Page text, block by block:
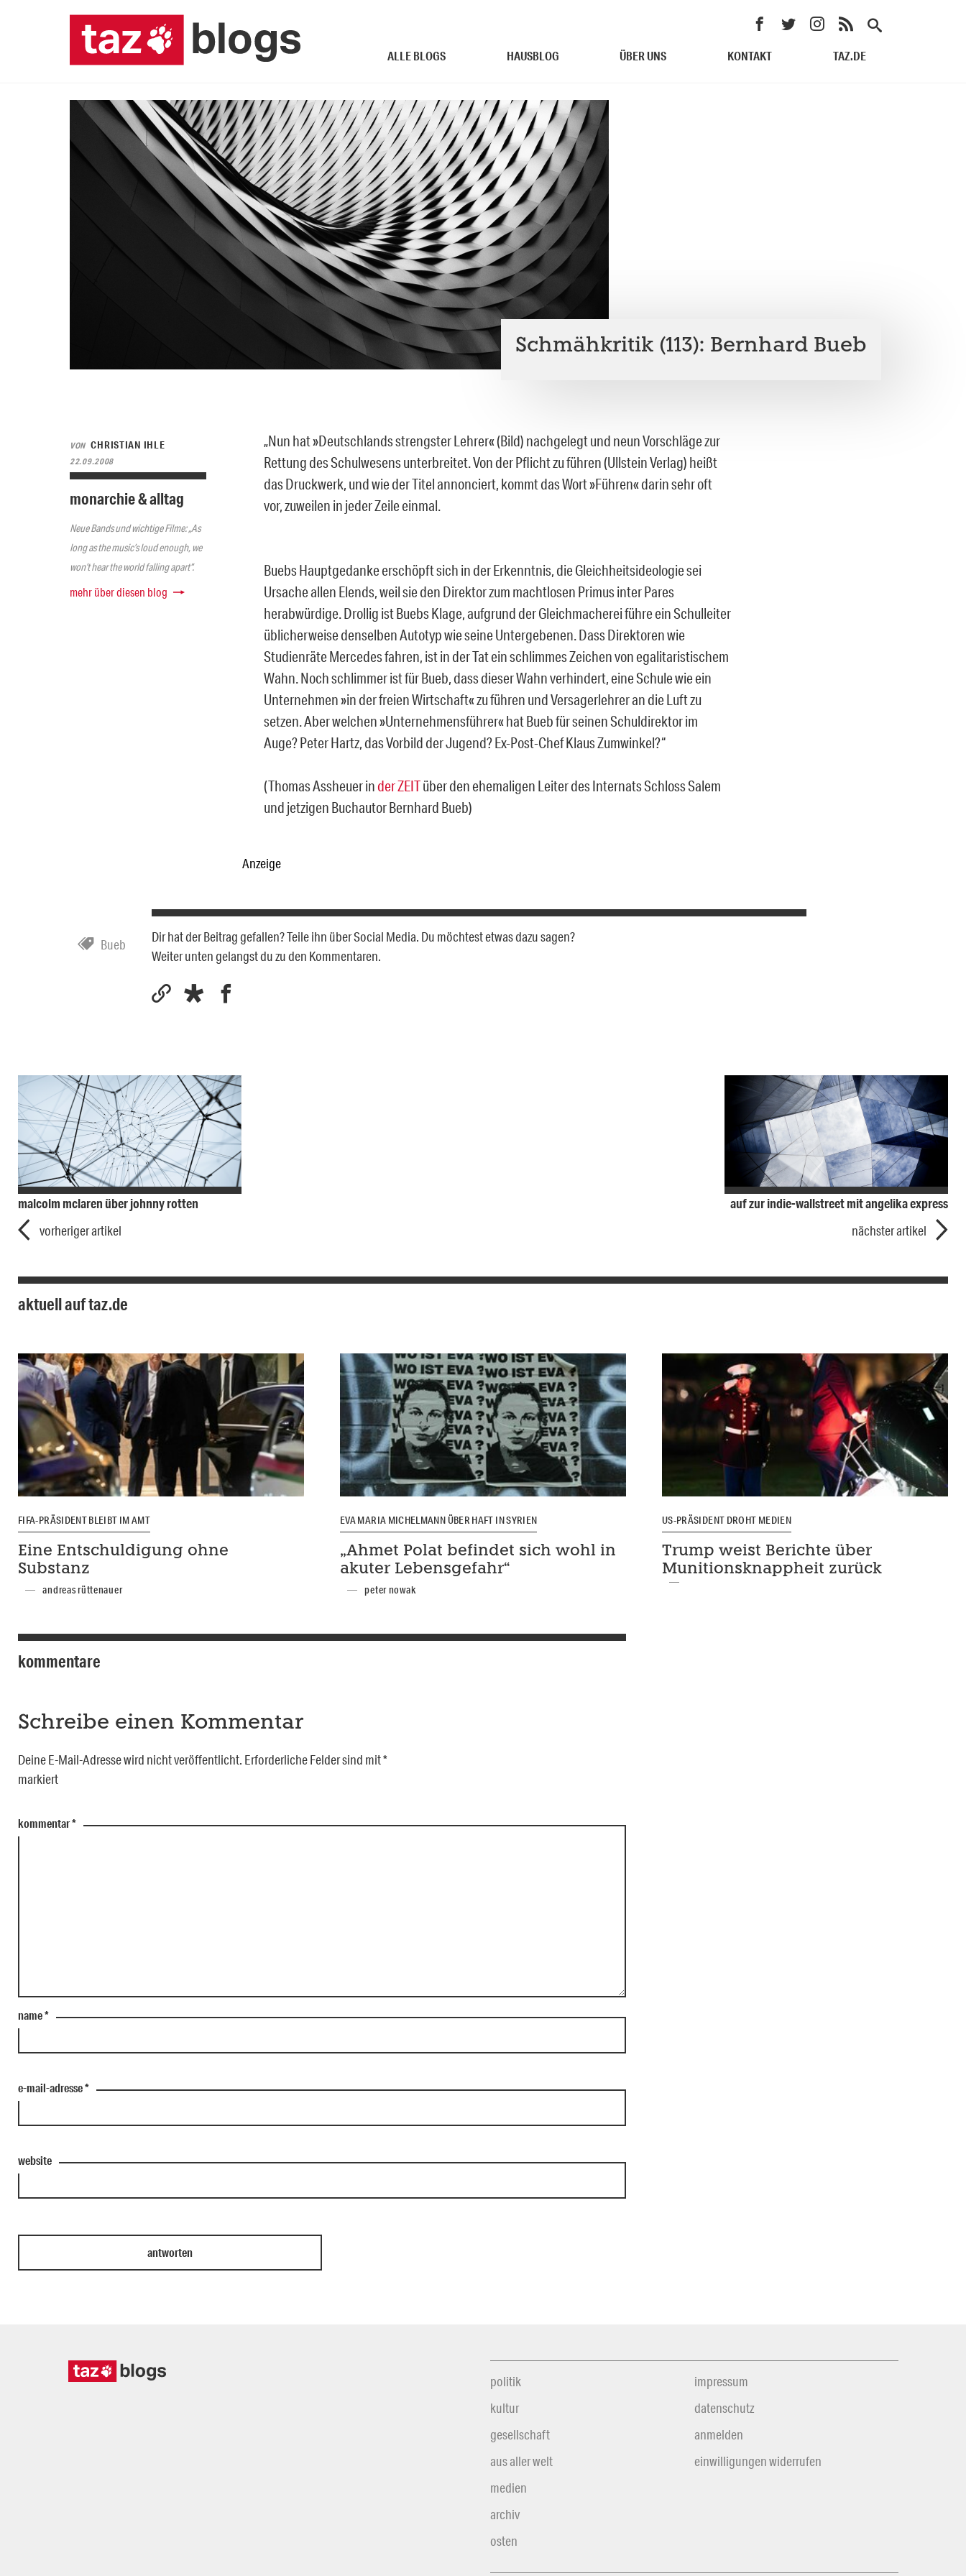
ALLE BLOGS HAUSBLOG ÜBER UNS KONTAKT TAZ.DE
Schmähkritik (113): Bernhard Bueb
VON CHRISTIAN IHLE
22.09.2008
monarchie & alltag
Neue Bands und wichtige Filme: „As
long as the music’s loud enough, we
won’t hear the world falling apart“.
mehr über diesen blog
„Nun hat »Deutschlands strengster Lehrer« (Bild) nachgelegt und neun Vorschläge zur
Rettung des Schulwesens unterbreitet. Von der Pflicht zu führen (Ullstein Verlag) heißt
das Druckwerk, und wie der Titel annonciert, kommt das Wort »Führen« darin sehr oft
vor, zuweilen in jeder Zeile einmal.
Buebs Hauptgedanke erschöpft sich in der Erkenntnis, die Gleichheitsideologie sei
Ursache allen Elends, weil sie den Direktor zum machtlosen Primus inter Pares
herabwürdige. Drollig ist Buebs Klage, aufgrund der Gleichmacherei führe ein Schulleiter
üblicherweise denselben Autotyp wie seine Untergebenen. Dass Direktoren wie
Studienräte Mercedes fahren, ist in der Tat ein schlimmes Zeichen von egalitaristischem
Wahn. Noch schlimmer ist für Bueb, dass dieser Wahn verhindert, eine Schule wie ein
Unternehmen »in der freien Wirtschaft« zu führen und Versagerlehrer an die Luft zu
setzen. Aber welchen »Unternehmensführer« hat Bueb für seinen Schuldirektor im
Auge? Peter Hartz, das Vorbild der Jugend? Ex-Post-Chef Klaus Zumwinkel?“
(Thomas Assheuer inder ZEITüber den ehemaligen Leiter des Internats Schloss Salem
und jetzigen Buchautor Bernhard Bueb)
Anzeige
Bueb
Dir hat der Beitrag gefallen? Teile ihn über Social Media. Du möchtest etwas dazu sagen?
Weiter unten gelangst du zu den Kommentaren.
malcolm mclaren über johnny rotten
vorheriger artikel
auf zur indie-wallstreet mit angelika express
nächster artikel
aktuell auf taz.de
FIFA-PRÄSIDENT BLEIBT IM AMT
Eine Entschuldigung ohne
Substanz
andreas rüttenauer
EVA MARIA MICHELMANN ÜBER HAFT IN SYRIEN
„Ahmet Polat befindet sich wohl in
akuter Lebensgefahr“
peter nowak
US-PRÄSIDENT DROHT MEDIEN
Trump weist Berichte über
Munitionsknappheit zurück
kommentare
Schreibe einen Kommentar
Deine E-Mail-Adresse wird nicht veröffentlicht. Erforderliche Felder sind mit*
markiert
kommentar*
name*
e-mail-adresse*
website
politik
kultur
gesellschaft
aus aller welt
medien
archiv
osten
impressum
datenschutz
anmelden
einwilligungen widerrufen